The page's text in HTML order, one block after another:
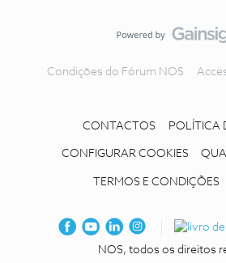
Condições do Fórum NOS
CONTACTOS POLÍTICA
CONFIGURAR COOKIES
TERMOS E CONDIÇÕES
NOS, todos os direitos